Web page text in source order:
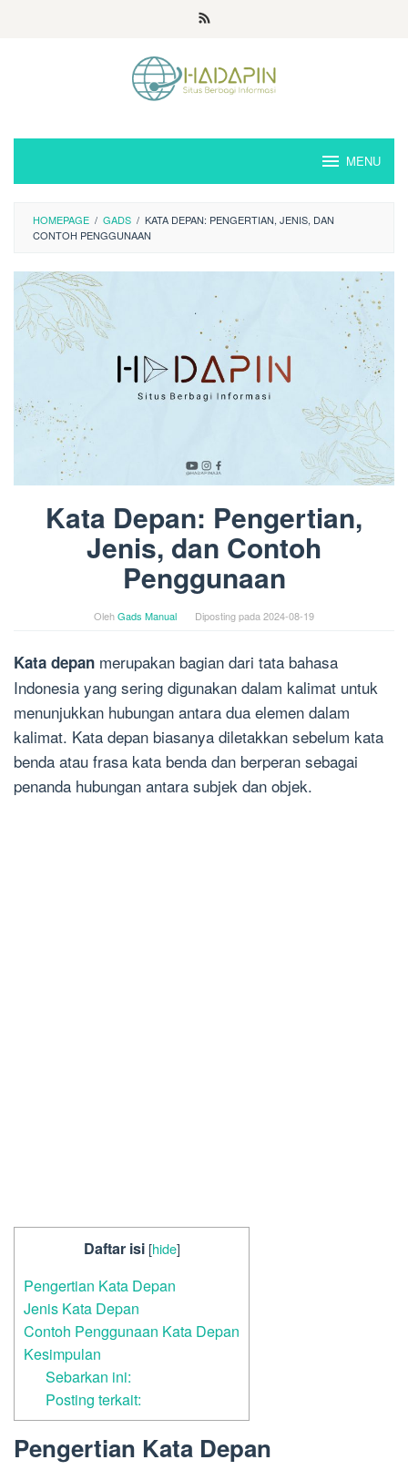
MENU
HOMEPAGE / GADS / KATA DEPAN: PENGERTIAN, JENIS, DAN
CONTOH PENGGUNAAN
Kata Depan: Pengertian,
Jenis, dan Contoh
Penggunaan
OlehGads Manual Diposting pada 2024-08-19
Kata depan merupakan bagian dari tata bahasa
Indonesia yang sering digunakan dalam kalimat untuk
menunjukkan hubungan antara dua elemen dalam
kalimat. Kata depan biasanya diletakkan sebelum kata
benda atau frasa kata benda dan berperan sebagai
penanda hubungan antara subjek dan objek.
Daftar isi [hide]
Pengertian Kata Depan
Jenis Kata Depan
Contoh Penggunaan Kata Depan
Kesimpulan
Sebarkan ini:
Posting terkait:
Pengertian Kata Depan